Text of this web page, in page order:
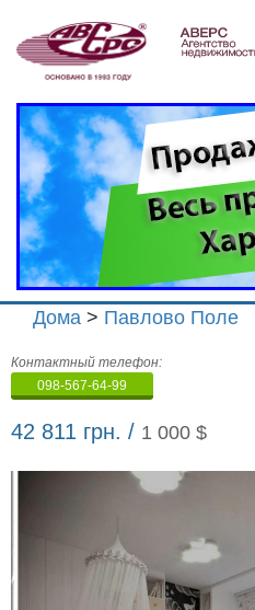
Дома > Павлово Поле
Агенство
недвижимости
"Аверс"
Контактный телефон:
098-567-64-99
42 811 грн. / 1 000 $